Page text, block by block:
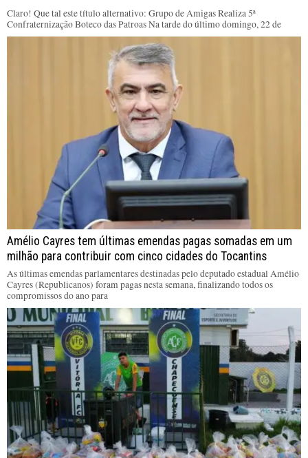
Claro! Que tal este título alternativo: Grupo de Amigas Realiza 5ª
Confraternização Boteco das Patroas Na tarde do último domingo, 22 de
Amélio Cayres tem últimas emendas pagas somadas em um
milhão para contribuir com cinco cidades do Tocantins
As últimas emendas parlamentares destinadas pelo deputado estadual Amélio
Cayres (Republicanos) foram pagas nesta semana, finalizando todos os
compromissos do ano para